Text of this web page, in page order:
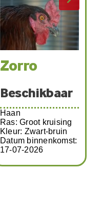
Zorro
Beschikbaar
Haan
Ras: Groot kruising
Kleur: Zwart-bruin
Datum binnenkomst:
17-07-2026